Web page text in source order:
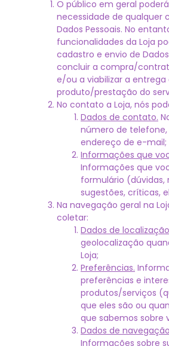
O público em geral
necessidade de qualquer
Dados Pessoais. No
funcionalidades da Loja
cadastro e envio de
concluir a compra/
e/ou a viabilizar a entrega
produto/prestação do
No contato a Loja, nós
Dados de contato.
número de telefone,
endereço de e-mail;
Informações que
Informações que
formulário (dúvidas,
sugestões, críticas,
Na navegação geral na
coletar:
Dados de
geolocalização
Loja;
Preferências.
preferências e
produtos/serviços
que eles são ou
que sabemos sobre
Dados de
Informações sobre